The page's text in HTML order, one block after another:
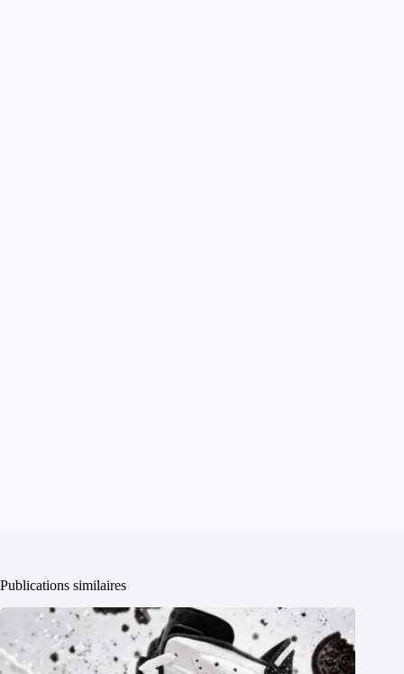
Publications similaires